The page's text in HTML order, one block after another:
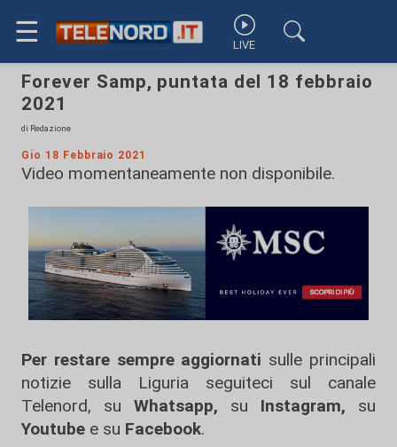
☰ LIVE
Forever Samp, puntata del 18 febbraio
2021
di Redazione
Gio 18 Febbraio 2021
Video momentaneamente non disponibile.
Per restare sempre aggiornati sulle principali
notizie sulla Liguria seguiteci sul canale
Telenord, su
Whatsapp, su Instagram, su
Youtube e su Facebook.